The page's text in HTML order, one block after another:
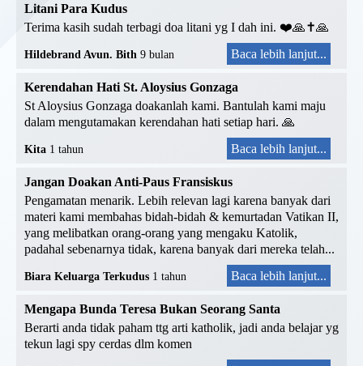
Litani Para Kudus
Terima kasih sudah terbagi doa litani yg I dah ini. ❤️🙏✝️🙏
Hildebrand Avun. Bith 9 bulan Baca lebih lanjut...
Kerendahan Hati St. Aloysius Gonzaga
St Aloysius Gonzaga doakanlah kami. Bantulah kami maju
dalam mengutamakan kerendahan hati setiap hari. 🙏
Kita 1 tahun Baca lebih lanjut...
Jangan Doakan Anti-Paus Fransiskus
Pengamatan menarik. Lebih relevan lagi karena banyak dari
materi kami membahas bidah-bidah & kemurtadan Vatikan II,
yang melibatkan orang-orang yang mengaku Katolik,
padahal sebenarnya tidak, karena banyak dari mereka telah...
Biara Keluarga Terkudus 1 tahun Baca lebih lanjut...
Mengapa Bunda Teresa Bukan Seorang Santa
Berarti anda tidak paham ttg arti katholik, jadi anda belajar yg
tekun lagi spy cerdas dlm komen